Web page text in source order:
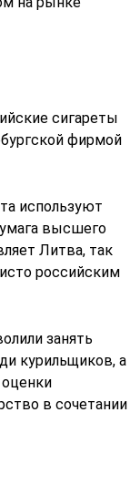
сигареты
фирмой
используют
высшего
Литва, так
российским
занять
курильщиков, а
в сочетании